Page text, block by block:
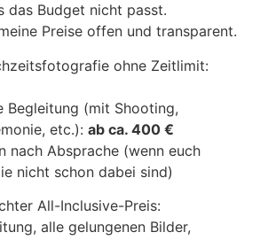
das Budget nicht passt.
Preise offen und transparent.
ohne Zeitlimit:
Begleitung (mit Shooting,
etc.): ab ca. 400 €
nach Absprache (wenn euch
nicht schon dabei sind)
All-Inclusive-Preis:
alle gelungenen Bilder,